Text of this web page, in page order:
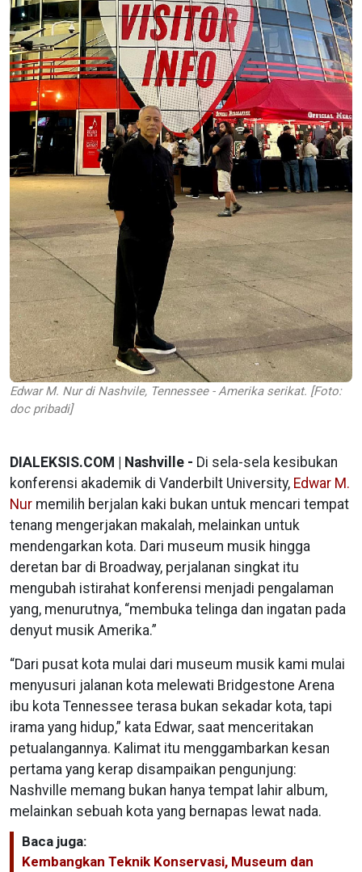
Edwar M. Nur di Nashvile, Tennessee - Amerika serikat. [Foto:
doc pribadi]
DIALEKSIS.COM | Nashville - Di sela-sela kesibukan
konferensi akademik di Vanderbilt University, Edwar M.
Nur memilih berjalan kaki bukan untuk mencari tempat
tenang mengerjakan makalah, melainkan untuk
mendengarkan kota. Dari museum musik hingga
deretan bar di Broadway, perjalanan singkat itu
mengubah istirahat konferensi menjadi pengalaman
yang, menurutnya, “membuka telinga dan ingatan pada
denyut musik Amerika.”
“Dari pusat kota mulai dari museum musik kami mulai
menyusuri jalanan kota melewati Bridgestone Arena
ibu kota Tennessee terasa bukan sekadar kota, tapi
irama yang hidup,” kata Edwar, saat menceritakan
petualangannya. Kalimat itu menggambarkan kesan
pertama yang kerap disampaikan pengunjung:
Nashville memang bukan hanya tempat lahir album,
melainkan sebuah kota yang bernapas lewat nada.
Baca juga:
Kembangkan Teknik Konservasi, Museum dan